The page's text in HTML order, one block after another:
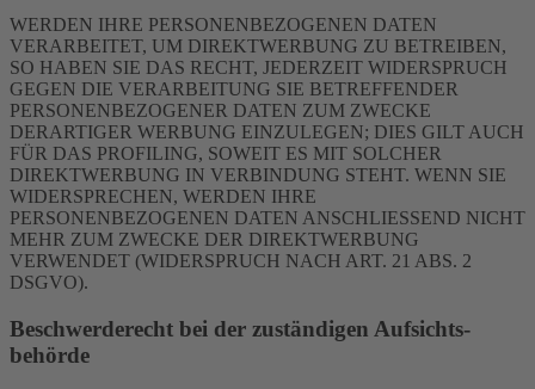
WERDEN IHRE PERSONENBEZOGENEN DATEN
VERARBEITET, UM DIREKTWERBUNG ZU BETREIBEN,
SO HABEN SIE DAS RECHT, JEDERZEIT WIDERSPRUCH
GEGEN DIE VERARBEITUNG SIE BETREFFENDER
PERSONENBEZOGENER DATEN ZUM ZWECKE
DERARTIGER WERBUNG EINZULEGEN; DIES GILT AUCH
FÜR DAS PROFILING, SOWEIT ES MIT SOLCHER
DIREKTWERBUNG IN VERBINDUNG STEHT. WENN SIE
WIDERSPRECHEN, WERDEN IHRE
PERSONENBEZOGENEN DATEN ANSCHLIESSEND NICHT
MEHR ZUM ZWECKE DER DIREKTWERBUNG
VERWENDET (WIDERSPRUCH NACH ART. 21 ABS. 2
DSGVO).
Beschwerde­recht bei der zuständigen Aufsichts­
behörde